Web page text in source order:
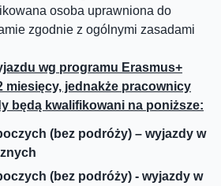
osoba uprawniona do
zgodnie z ogólnymi zasadami
wg programu Erasmus+
miesięcy, jednakże pracownicy
będą kwalifikowani na poniższe:
(bez podróży) – wyjazdy w
(bez podróży) - wyjazdy w